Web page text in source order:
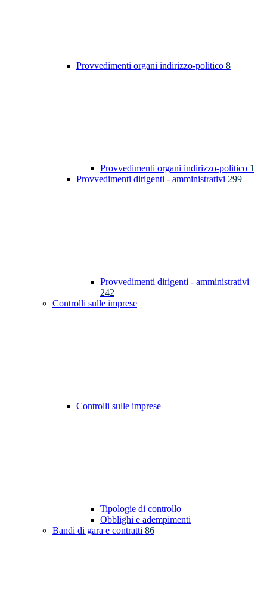
Provvedimenti organi indirizzo-politico 8
Provvedimenti organi indirizzo-politico 1
Provvedimenti dirigenti - amministrativi 299
Provvedimenti dirigenti - amministrativi
242
Controlli sulle imprese
Controlli sulle imprese
Tipologie di controllo
Obblighi e adempimenti
Bandi di gara e contratti 86